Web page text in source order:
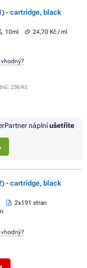
- cartridge, black
10ml
24,70 Kč / ml
236 Kč
náplníušetříte
- cartridge, black
2x191 stran